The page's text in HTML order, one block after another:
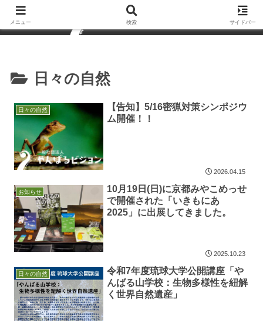
日々の自然
日々の自然
【告知】5/16密猟対策シンポジウ
ム開催！！
2026.04.15
お知らせ
10月19日(日)に京都みやこめっせ
で開催された「いきもにあ
2025」に出展してきました。
2025.10.23
日々の自然
令和7年度琉球大学公開講座「や
んばる山学校：生物多様性を紐解
く世界自然遺産」
メニュー 検索 サイドバー